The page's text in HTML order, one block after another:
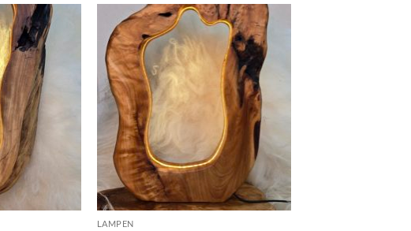
LAMPEN